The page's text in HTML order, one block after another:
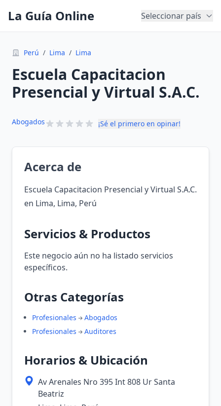
La Guía Online Seleccionar país
Perú / Lima / Lima
Escuela Capacitacion
Presencial y Virtual S.A.C.
Abogados ¡Sé el primero en opinar!
Acerca de
Escuela Capacitacion Presencial y Virtual S.A.C.
en Lima, Lima, Perú
Servicios & Productos
Este negocio aún no ha listado servicios
específicos.
Otras Categorías
Profesionales
Abogados
Profesionales
Auditores
Horarios & Ubicación
Av Arenales Nro 395 Int 808 Ur Santa
Beatriz